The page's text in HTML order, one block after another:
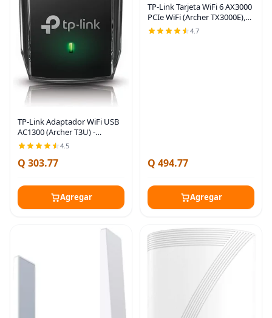
TP-Link Adaptador WiFi USB
AC1300 (Archer T3U) -
Adaptador de red
2.4G/5G para PC de escritorio,
4.5
Q 303.77
Agregar
TP-Link Tarjeta WiFi 6 AX3000
PCIe WiFi (Archer TX3000E),
hasta 2400 Mbps, Bluetooth
5.3, 802.11AX Adaptador
4.7
Q 494.77
Agregar